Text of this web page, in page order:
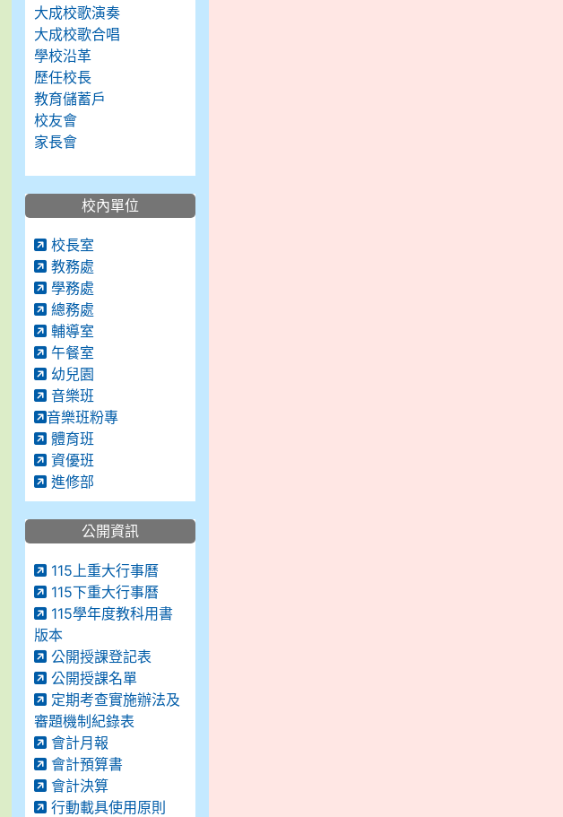
大成校歌演奏
大成校歌合唱
學校沿革
歷任校長
教育儲蓄戶
校友會
家長會
校內單位
校長室
教務處
學務處
總務處
輔導室
午餐室
幼兒園
音樂班
音樂班粉專
體育班
資優班
進修部
公開資訊
115上重大行事曆
115下重大行事曆
115學年度教科用書
版本
公開授課登記表
公開授課名單
定期考查實施辦法及
審題機制紀錄表
會計月報
會計預算書
會計決算
行動載具使用原則